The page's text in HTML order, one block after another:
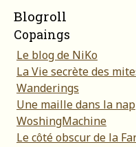
Blogroll
Copaings
Le blog de NiKo
La Vie secrète des
Wanderings
Une maille dans la
WoshingMachine
Le côté obscur de la